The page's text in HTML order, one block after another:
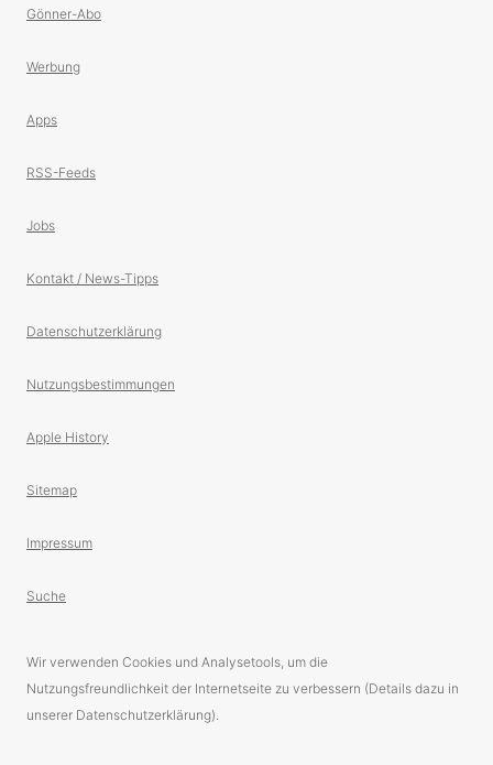
Gönner-Abo
Werbung
Apps
RSS-Feeds
Jobs
Kontakt / News-Tipps
Datenschutzerklärung
Nutzungsbestimmungen
Apple History
Sitemap
Impressum
Suche
Wir verwenden Cookies und Analysetools, um die
Nutzungsfreundlichkeit der Internetseite zu verbessern (Details dazu in
unserer Datenschutzerklärung).